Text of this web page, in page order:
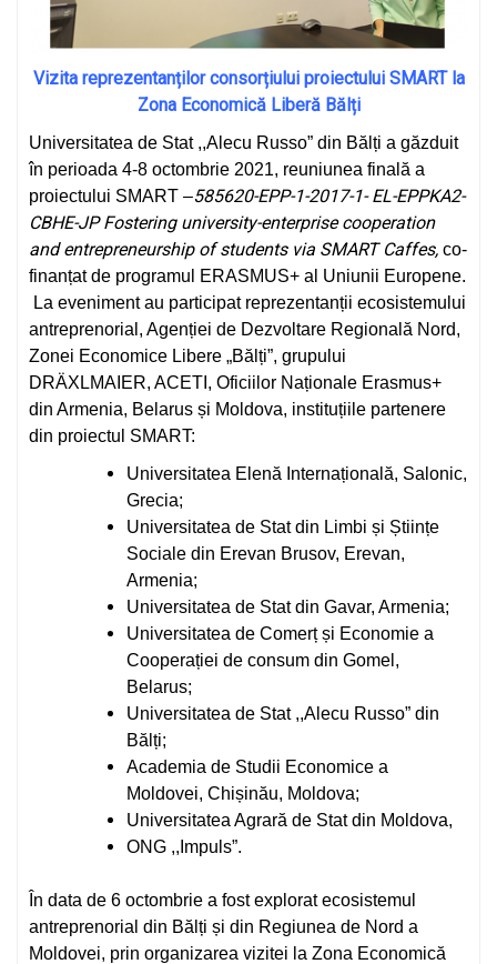
Vizita reprezentanților consorțiului proiectului SMART la
Zona Economică Liberă Bălți
Universitatea de Stat ,,Alecu Russo” din Bălți a găzduit
în perioada 4-8 octombrie 2021, reuniunea finală a
proiectului SMART –585620-EPP-1-2017-1- EL-EPPKA2-
CBHE-JP Fostering university-enterprise cooperation
and entrepreneurship of students via SMART Caffes, co-
finanțat de programul ERASMUS+ al Uniunii Europene.
La eveniment au participat reprezentanții ecosistemului
antreprenorial, Agenției de Dezvoltare Regională Nord,
Zonei Economice Libere „Bălți”, grupului
DRÄXLMAIER, ACETI, Oficiilor Naționale Erasmus+
din Armenia, Belarus și Moldova, instituțiile partenere
din proiectul SMART:
Universitatea Elenă Internațională, Salonic,
Grecia;
Universitatea de Stat din Limbi și Științe
Sociale din Erevan Brusov, Erevan,
Armenia;
Universitatea de Stat din Gavar, Armenia;
Universitatea de Comerț și Economie a
Cooperației de consum din Gomel,
Belarus;
Universitatea de Stat ,,Alecu Russo” din
Bălți;
Academia de Studii Economice a
Moldovei, Chișinău, Moldova;
Universitatea Agrară de Stat din Moldova,
ONG ,,Impuls”.
În data de 6 octombrie a fost explorat ecosistemul
antreprenorial din Bălți și din Regiunea de Nord a
Moldovei, prin organizarea vizitei la Zona Economică